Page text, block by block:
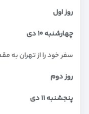
روز اول
چهارشنبه۱۰دی
سفر خود را از تهران
روز دوم
پنجشنبه۱۱دی